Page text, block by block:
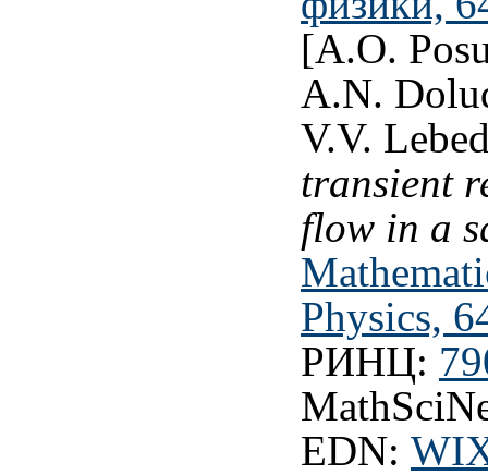
[A.O.
A.N.
V.V.
transient
flow in a
Physics,
РИНЦ:
EDN: